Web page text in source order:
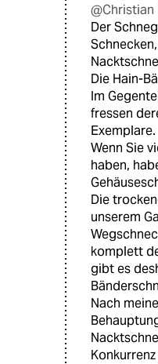
@Christian
Der
Die Hain-
Im
fressen
Exemplare.
Wenn Sie
haben,
Die
unserem
komplett
gibt es
Nach